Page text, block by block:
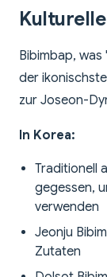
Bibimbap,
der
zur Joseon-
In Korea:
Traditionell
gegessen,
verwenden
Jeonju
Zutaten